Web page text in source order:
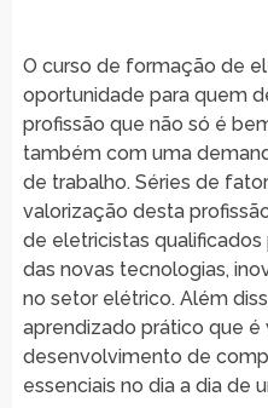
O curso de formação de
oportunidade para quem
profissão que não só é
também com uma
de trabalho. Séries de
valorização desta
de eletricistas
das novas tecnologias,
no setor elétrico. Além
aprendizado prático que é
desenvolvimento de
essenciais no dia a dia de